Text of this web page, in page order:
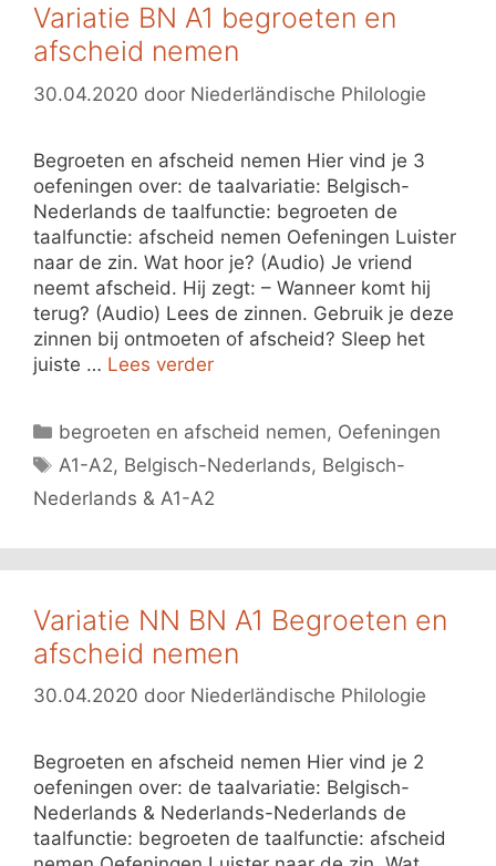
Variatie BN A1 begroeten en
afscheid nemen
30.04.2020 door Niederländische Philologie
Begroeten en afscheid nemen Hier vind je 3
oefeningen over: de taalvariatie: Belgisch-
Nederlands de taalfunctie: begroeten de
taalfunctie: afscheid nemen Oefeningen Luister
naar de zin. Wat hoor je? (Audio) Je vriend
neemt afscheid. Hij zegt: – Wanneer komt hij
terug? (Audio) Lees de zinnen. Gebruik je deze
zinnen bij ontmoeten of afscheid? Sleep het
juiste … Lees verder
Categorieën
begroeten en afscheid nemen, Oefeningen
Tags
A1-A2, Belgisch-Nederlands, Belgisch-
Nederlands & A1-A2
Variatie NN BN A1 Begroeten en
afscheid nemen
30.04.2020 door Niederländische Philologie
Begroeten en afscheid nemen Hier vind je 2
oefeningen over: de taalvariatie: Belgisch-
Nederlands & Nederlands-Nederlands de
taalfunctie: begroeten de taalfunctie: afscheid